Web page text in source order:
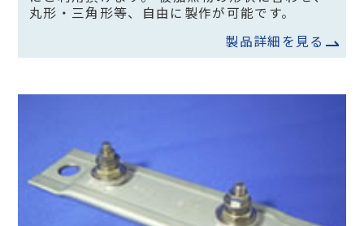
丸形・三角形等、自由に製作が可能です。
製品詳細を見る